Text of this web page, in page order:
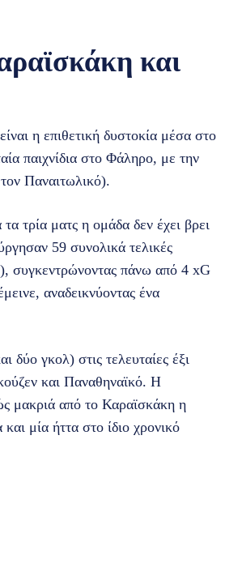
και
η επιθετική δυστοκία μέσα στο
παιχνίδια στο Φάληρο, με την
Παναιτωλικό).
τρία ματς η ομάδα δεν έχει βρει
59 συνολικά τελικές
πάνω από 4 xG
αναδεικνύοντας ένα
δύο γκολ) στις τελευταίες έξι
και Παναθηναϊκό. Η
μακριά από το Καραϊσκάκη η
μία ήττα στο ίδιο χρονικό